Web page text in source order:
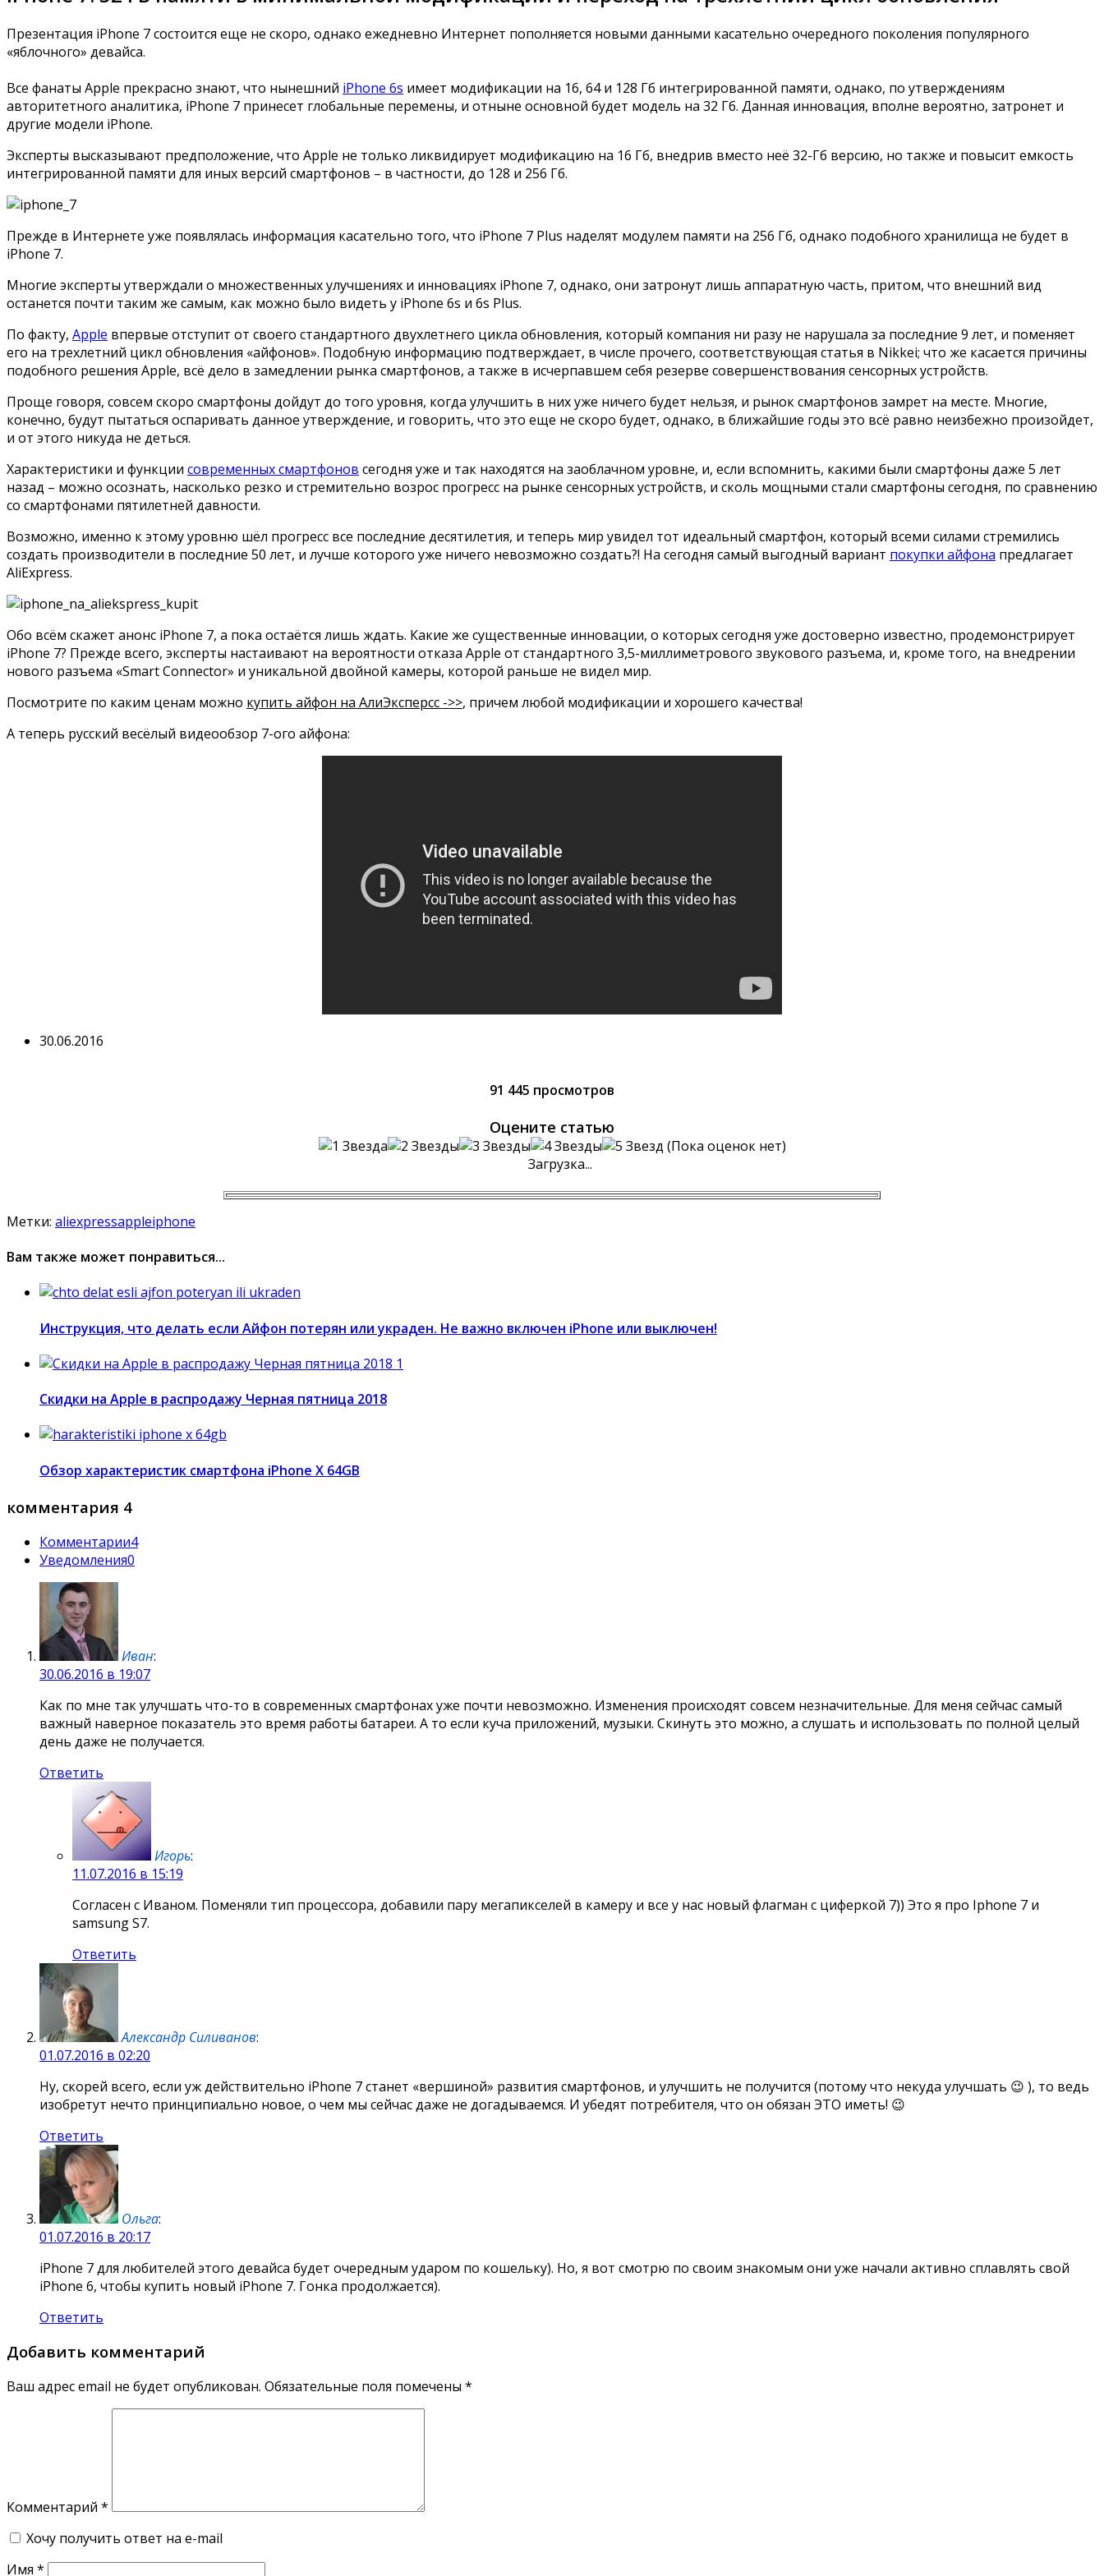
Презентация iPhone 7 состоится еще не скоро, однако ежедневно Интернет пополняется новыми данными касательно очередного поколения популярного
«яблочного» девайса.
Все фанаты Apple прекрасно знают, что нынешний iPhone 6s имеет модификации на 16, 64 и 128 Гб интегрированной памяти, однако, по утверждениям
авторитетного аналитика, iPhone 7 принесет глобальные перемены, и отныне основной будет модель на 32 Гб. Данная инновация, вполне вероятно, затронет и
другие модели iPhone.
Эксперты высказывают предположение, что Apple не только ликвидирует модификацию на 16 Гб, внедрив вместо неё 32-Гб версию, но также и повысит емкость
интегрированной памяти для иных версий смартфонов – в частности, до 128 и 256 Гб.
Прежде в Интернете уже появлялась информация касательно того, что iPhone 7 Plus наделят модулем памяти на 256 Гб, однако подобного хранилища не будет в
iPhone 7.
Многие эксперты утверждали о множественных улучшениях и инновациях iPhone 7, однако, они затронут лишь аппаратную часть, притом, что внешний вид
останется почти таким же самым, как можно было видеть у iPhone 6s и 6s Plus.
По факту, Apple впервые отступит от своего стандартного двухлетнего цикла обновления, который компания ни разу не нарушала за последние 9 лет, и поменяет
его на трехлетний цикл обновления «айфонов». Подобную информацию подтверждает, в числе прочего, соответствующая статья в Nikkei; что же касается причины
подобного решения Apple, всё дело в замедлении рынка смартфонов, а также в исчерпавшем себя резерве совершенствования сенсорных устройств.
Проще говоря, совсем скоро смартфоны дойдут до того уровня, когда улучшить в них уже ничего будет нельзя, и рынок смартфонов замрет на месте. Многие,
конечно, будут пытаться оспаривать данное утверждение, и говорить, что это еще не скоро будет, однако, в ближайшие годы это всё равно неизбежно произойдет,
и от этого никуда не деться.
Характеристики и функции современных смартфонов сегодня уже и так находятся на заоблачном уровне, и, если вспомнить, какими были смартфоны даже 5 лет
назад – можно осознать, насколько резко и стремительно возрос прогресс на рынке сенсорных устройств, и сколь мощными стали смартфоны сегодня, по сравнению
со смартфонами пятилетней давности.
Возможно, именно к этому уровню шёл прогресс все последние десятилетия, и теперь мир увидел тот идеальный смартфон, который всеми силами стремились
создать производители в последние 50 лет, и лучше которого уже ничего невозможно создать?! На сегодня самый выгодный вариант покупки айфона предлагает
AliExpress.
Обо всём скажет анонс iPhone 7, а пока остаётся лишь ждать. Какие же существенные инновации, о которых сегодня уже достоверно известно, продемонстрирует
iPhone 7? Прежде всего, эксперты настаивают на вероятности отказа Apple от стандартного 3,5-миллиметрового звукового разъема, и, кроме того, на внедрении
нового разъема «Smart Connector» и уникальной двойной камеры, которой раньше не видел мир.
Посмотрите по каким ценам можно купить айфон на АлиЭксперсс ->>, причем любой модификации и хорошего качества!
А теперь русский весёлый видеообзор 7-ого айфона:
30.06.2016
91 445 просмотров
Оцените статью
(Пока оценок нет)
Загрузка...
Метки: aliexpressappleiphone
Вам также может понравиться...
Инструкция, что делать если Айфон потерян или украден. Не важно включен iPhone или выключен!
Скидки на Apple в распродажу Черная пятница 2018
Обзор характеристик смартфона iPhone X 64GB
комментария 4
Комментарии4
Уведомления0
Иван:
30.06.2016 в 19:07
Как по мне так улучшать что-то в современных смартфонах уже почти невозможно. Изменения происходят совсем незначительные. Для меня сейчас самый
важный наверное показатель это время работы батареи. А то если куча приложений, музыки. Скинуть это можно, а слушать и использовать по полной целый
день даже не получается.
Ответить
Игорь:
11.07.2016 в 15:19
Согласен с Иваном. Поменяли тип процессора, добавили пару мегапикселей в камеру и все у нас новый флагман с циферкой 7)) Это я про Iphone 7 и
samsung S7.
Ответить
Александр Силиванов:
01.07.2016 в 02:20
Ну, скорей всего, если уж действительно iPhone 7 станет «вершиной» развития смартфонов, и улучшить не получится (потому что некуда улучшать 😉 ), то ведь
изобретут нечто принципиально новое, о чем мы сейчас даже не догадываемся. И убедят потребителя, что он обязан ЭТО иметь! 😉
Ответить
Ольга:
01.07.2016 в 20:17
iPhone 7 для любителей этого девайса будет очередным ударом по кошельку). Но, я вот смотрю по своим знакомым они уже начали активно сплавлять свой
iPhone 6, чтобы купить новый iPhone 7. Гонка продолжается).
Ответить
Добавить комментарий
Ваш адрес email не будет опубликован. Обязательные поля помечены *
Комментарий *
Хочу получить ответ на e-mail
Имя *